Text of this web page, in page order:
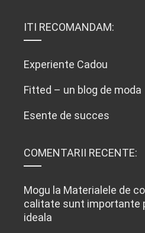
ITI RECOMANDAM:
Experiente Cadou
Fitted – un blog de moda
Esente de succes
COMENTARII RECENTE:
Mogu la Materialele de
calitate sunt importante
ideala